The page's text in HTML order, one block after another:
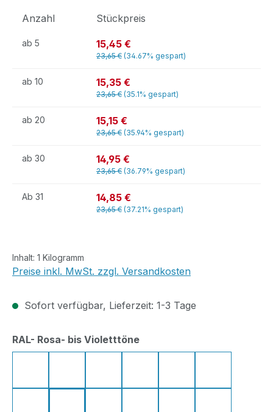
Anzahl Stückpreis
ab 5 15,45 €
23,65 € (34.67% gespart)
ab 10 15,35 €
23,65 € (35.1% gespart)
ab 20 15,15 €
23,65 € (35.94% gespart)
ab 30 14,95 €
23,65 € (36.79% gespart)
Ab 31 14,85 €
23,65 € (37.21% gespart)
Inhalt: 1 Kilogramm
Preise inkl. MwSt. zzgl. Versandkosten
Sofort verfügbar, Lieferzeit: 1-3 Tage
RAL- Rosa- bis Violetttöneauswählen